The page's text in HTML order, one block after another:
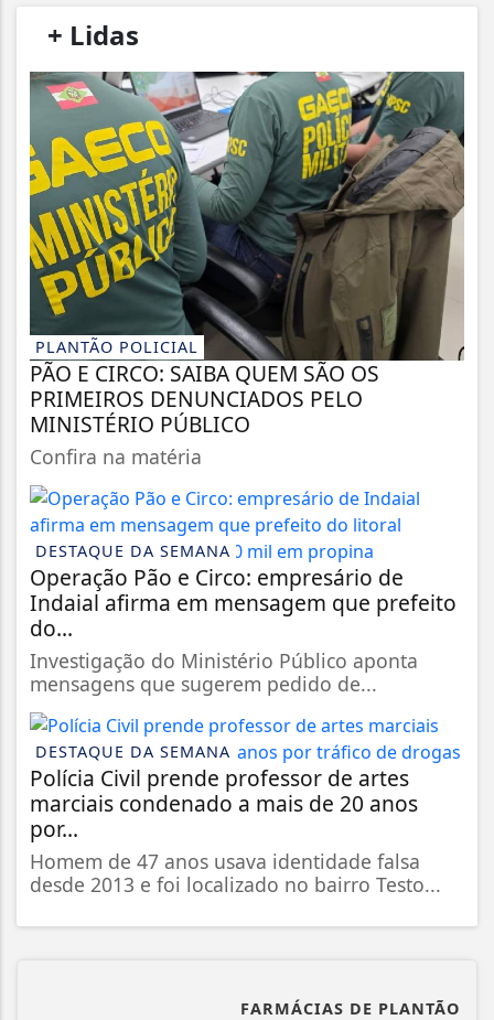
+ Lidas
PLANTÃO POLICIAL
PÃO E CIRCO: SAIBA QUEM SÃO OS
PRIMEIROS DENUNCIADOS PELO
MINISTÉRIO PÚBLICO
Confira na matéria
DESTAQUE DA SEMANA
Operação Pão e Circo: empresário de
Indaial afirma em mensagem que prefeito
do...
Investigação do Ministério Público aponta
mensagens que sugerem pedido de...
DESTAQUE DA SEMANA
Polícia Civil prende professor de artes
marciais condenado a mais de 20 anos
por...
Homem de 47 anos usava identidade falsa
desde 2013 e foi localizado no bairro Testo...
FARMÁCIAS DE PLANTÃO